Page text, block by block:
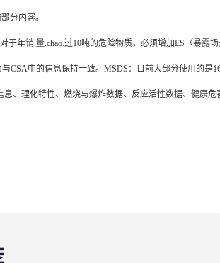
分内容。
年销.量.chao.过10吨的危险物质，必须增加ES（暴露
CSA中的信息保持一致。MSDS：目前大部分使用的是
、理化特性、燃烧与爆炸数据、反应活性数据、健康